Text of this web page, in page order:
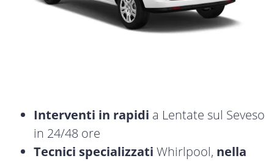
Interventi in rapidi a Lentate sul Seveso
in 24/48 ore
Tecnici specializzati Whirlpool, nella